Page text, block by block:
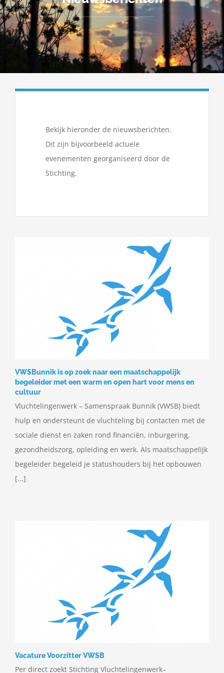
Bekijk hieronder de nieuwsberichten.
Dit zijn bijvoorbeeld actuele
evenementen georganiseerd door de
Stichting.
VWSBunnik is op zoek naar een maatschappelijk
begeleider met een warm en open hart voor mens en
cultuur
Vluchtelingenwerk – Samenspraak Bunnik (VWSB) biedt
hulp en ondersteunt de vluchteling bij contacten met de
sociale dienst en zaken rond financiën, inburgering,
gezondheidszorg, opleiding en werk. Als maatschappelijk
begeleider begeleid je statushouders bij het opbouwen
[...]
Vacature Voorzitter VWSB
Per direct zoekt Stichting Vluchtelingenwerk–